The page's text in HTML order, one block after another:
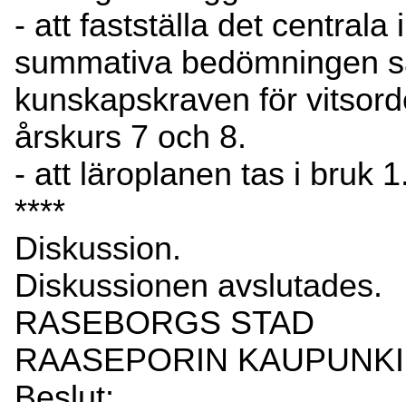
- att fastställa det centrala
summativa bedömningen
kunskapskraven för
årskurs 7 och 8.
- att läroplanen tas i bruk
****
Diskussion.
Diskussionen avslutades.
RASEBORGS STAD
RAASEPORIN KAUPUNKI